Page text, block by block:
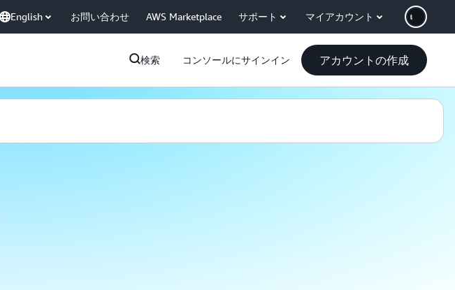
English お問い合わせ AWS Marketplace サポート マイアカウント
検索 コンソールにサインイン アカウントの作成